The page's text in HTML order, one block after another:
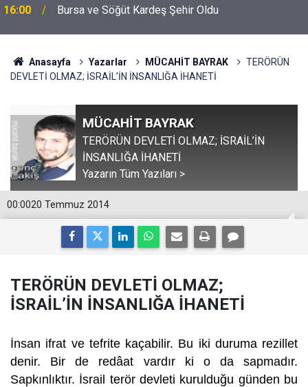
16:00 Bursa ve Söğüt Kardeş Şehir Oldu
Anasayfa Yazarlar MÜCAHİT BAYRAK
TERÖRÜN
DEVLETİ OLMAZ; İSRAİL’İN İNSANLIĞA İHANETİ
MÜCAHİT BAYRAK
TERÖRÜN DEVLETİ OLMAZ; İSRAİL’İN
İNSANLIĞA İHANETİ
Yazarın Tüm Yazıları >
00:0020 Temmuz 2014
TERÖRÜN DEVLETİ OLMAZ;
İSRAİL’İN İNSANLIĞA İHANETİ
İnsan ifrat ve tefrite kaçabilir. Bu iki duruma rezillet
denir. Bir de redâat vardır ki o da sapmadır.
Sapkınlıktır. İsrail terör devleti kurulduğu günden bu